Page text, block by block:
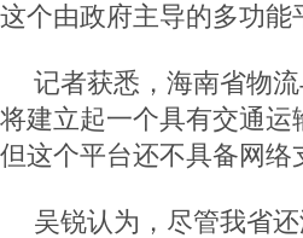
这个由政府主导的多功
记者获悉，海南省物
将建立起一个具有交通
但这个平台还不具备网络
吴锐认为，尽管我省